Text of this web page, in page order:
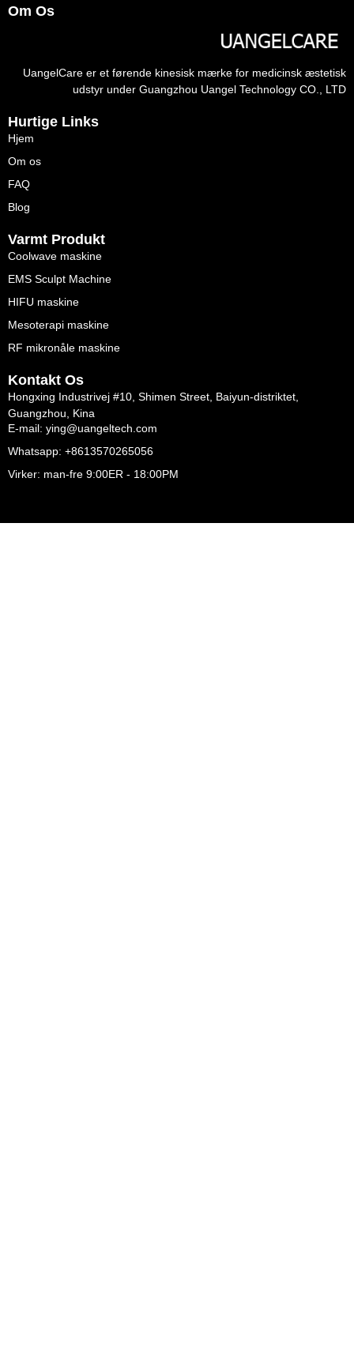
Om Os
UangelCare er et førende kinesisk mærke for medicinsk æstetisk
udstyr under Guangzhou Uangel Technology CO., LTD
Hurtige Links
Hjem
Om os
FAQ
Blog
Varmt Produkt
Coolwave maskine
EMS Sculpt Machine
HIFU maskine
Mesoterapi maskine
RF mikronåle maskine
Kontakt Os
Hongxing Industrivej #10, Shimen Street, Baiyun-distriktet,
Guangzhou, Kina
E-mail: ying@uangeltech.com
Whatsapp: +8613570265056
Virker: man-fre 9:00ER - 18:00PM